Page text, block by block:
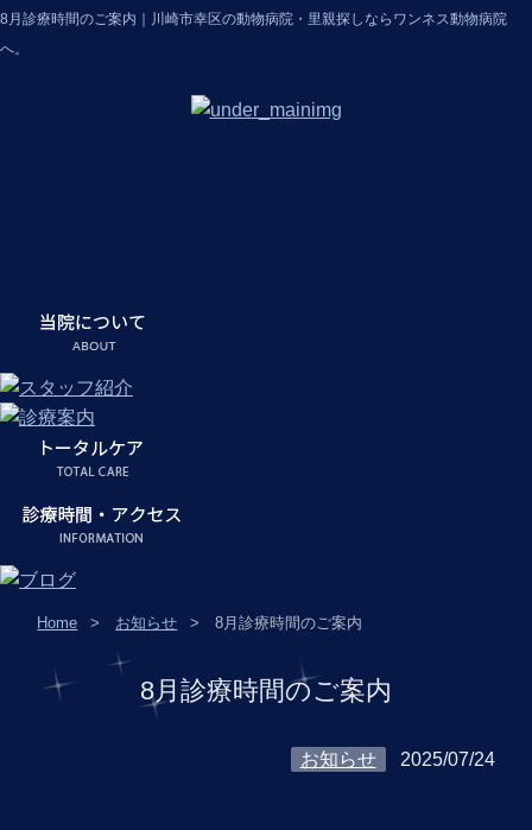
8月診療時間のご案内｜川崎市幸区の動物病院・里親探しならワンネス動物病院
へ。
Home お知らせ 8月診療時間のご案内
8月診療時間のご案内
お知らせ 2025/07/24